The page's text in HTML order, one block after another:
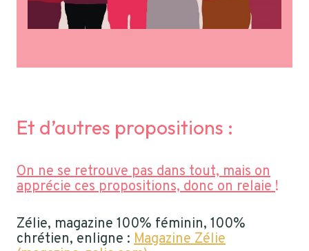
Et d’autres propositions :
On ne se retrouve pas dans tout, mais on
apprécie ces propositions, donc on relaie!
Zélie, magazine 100% féminin, 100%
chrétien, enligne : Magazine Zélie